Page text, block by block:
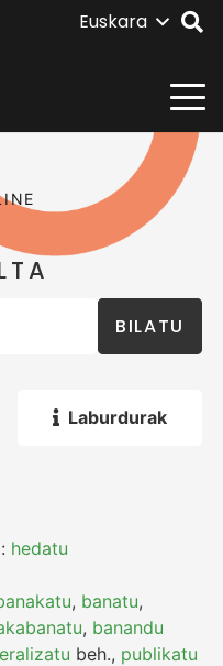
Euskara
BILATU
Laburdurak
hedatu
, banatu,
, banandu
beh., publikatu